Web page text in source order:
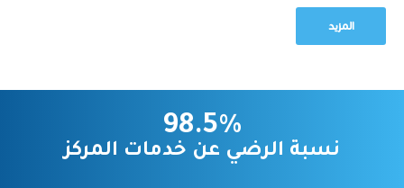
المزيد
98.5%
نسبة الرضي عن خدمات المركز